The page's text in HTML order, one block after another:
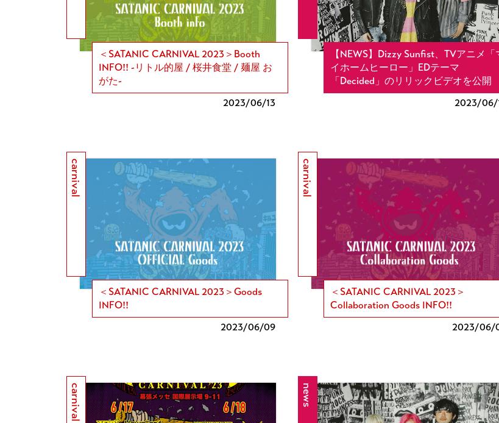
＜SATANIC CARNIVAL 2023＞Booth
INFO!! -リトル的屋 / 桜井食堂 / 麺屋 お
がた-
2023/06/13
【NEWS】Dizzy Sunfist、TVアニメ「
イホームヒーロー」EDテーマ
「Decided」のリリックビデオを公開
2023/06/
＜SATANIC CARNIVAL 2023＞Goods
INFO!!
2023/06/09
carnival
＜SATANIC CARNIVAL 2023＞
Collaboration Goods INFO!!
2023/06/
carnival
carnival news